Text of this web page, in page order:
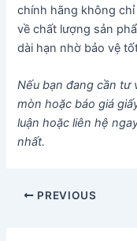
chính hãng không
về chất lượng sản
dài hạn nhờ bảo vệ
Nếu bạn đang cần tư
mòn hoặc báo giá
luận hoặc liên hệ
nhất.
Post
PREVIOUS